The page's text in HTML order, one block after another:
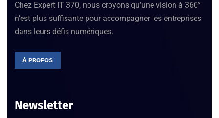
Chez Expert IT 370, nous croyons qu’une vision à 360°
n’est plus suffisante pour accompagner les entreprises
dans leurs défis numériques.
À PROPOS
Newsletter